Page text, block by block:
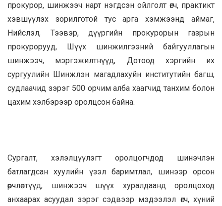
прокурор, шинжээч нарт нэгдсэн ойлголт өгч, практикт
хэвшүүлэх зорилготой тус арга хэмжээнд аймаг,
Нийслэл, Тээвэр, дүүргийн прокурорын газрын
прокурорууд, Шүүх шинжилгээний байгууллагын
шинжээч, мэргэжилтнүүд, Дотоод хэргийн их
сургуулийн Шинжлэн магадлахуйн институтийн багш,
судлаачид зэрэг 500 орчим алба хаагчид танхим болон
цахим хэлбэрээр оролцсон байна.
Сургалт, хэлэлцүүлэгт оролцогчдод шинэчлэн
батлагдсан хуулийн үзэл баримтлал, шинээр орсон
өөрчлөлтүүд, шинжээч шүүх хуралдаанд оролцоход
анхаарах асуудал зэрэг сэдвээр мэдээлэл өгч, хүний